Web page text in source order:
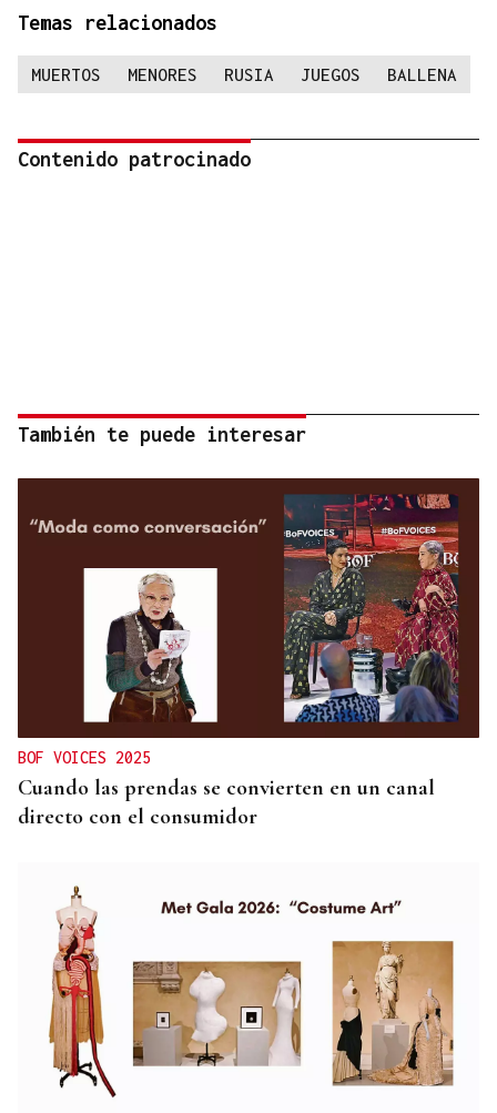
Temas relacionados
MUERTOS MENORES RUSIA JUEGOS BALLENA
Contenido patrocinado
También te puede interesar
BOF VOICES 2025
Cuando las prendas se convierten en un canal
directo con el consumidor